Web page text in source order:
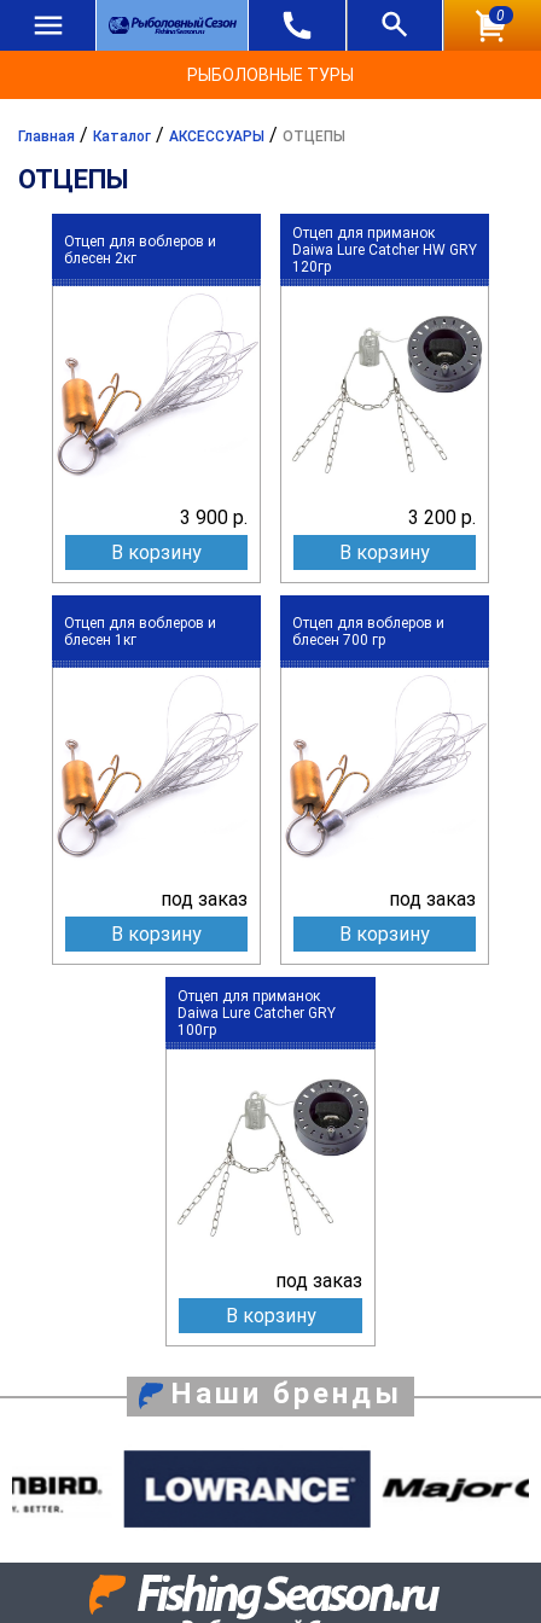
0
РЫБОЛОВНЫЕ ТУРЫ
Главная / Каталог / АКСЕССУАРЫ / ОТЦЕПЫ
ОТЦЕПЫ
Отцеп для воблеров и
блесен 2кг
3 900 р.
В корзину
Отцеп для приманок
Daiwa Lure Catcher HW GRY
120гр
3 200 р.
В корзину
Отцеп для воблеров и
блесен 1кг
под заказ
В корзину
Отцеп для воблеров и
блесен 700 гр
под заказ
В корзину
Отцеп для приманок
Daiwa Lure Catcher GRY
100гр
под заказ
В корзину
Наши бренды